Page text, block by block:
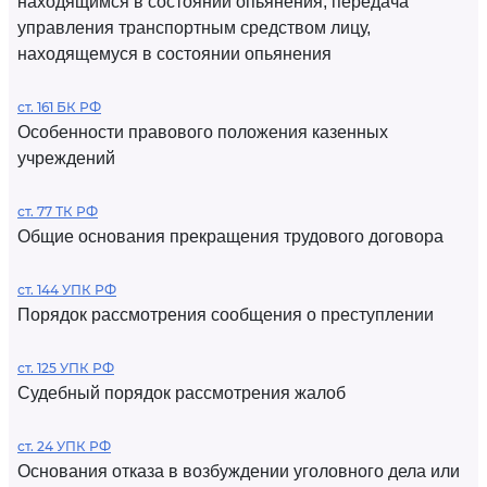
управления транспортным средством лицу,
находящемуся в состоянии опьянения
ст. 161 БК РФ
Особенности правового положения казенных
учреждений
ст. 77 ТК РФ
Общие основания прекращения трудового договора
ст. 144 УПК РФ
Порядок рассмотрения сообщения о преступлении
ст. 125 УПК РФ
Судебный порядок рассмотрения жалоб
ст. 24 УПК РФ
Основания отказа в возбуждении уголовного дела или